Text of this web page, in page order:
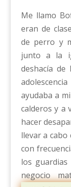
Me llamo
eran de
de perro y
junto a la
deshacía de
ayudaba a
calderos y a
hacer
llevar a
con
los
negocio